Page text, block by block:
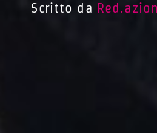
Scritto da